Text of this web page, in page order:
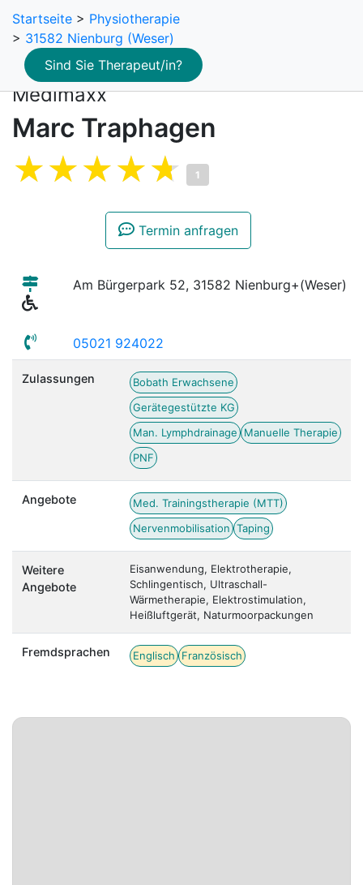
Startseite > Physiotherapie
> 31582 Nienburg (Weser)
Sind Sie Therapeut/in?
Medimaxx
Marc Traphagen
1
Termin anfragen
Am Bürgerpark 52, 31582 Nienburg+(Weser)
05021 924022
Zulassungen
Bobath Erwachsene
Gerätegestützte KG
Man. Lymphdrainage
Manuelle Therapie
PNF
Angebote
Med. Trainingstherapie (MTT)
Nervenmobilisation Taping
Weitere
Angebote
Eisanwendung, Elektrotherapie,
Schlingentisch, Ultraschall-
Wärmetherapie, Elektrostimulation,
Heißluftgerät, Naturmoorpackungen
Fremdsprachen Englisch Französisch